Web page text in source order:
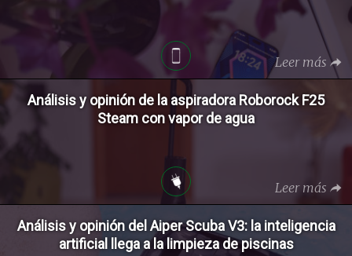
Leer más
Análisis y opinión de la aspiradora Roborock F25
Steam con vapor de agua
Leer más
Análisis y opinión del Aiper Scuba V3: la inteligencia
artificial llega a la limpieza de piscinas